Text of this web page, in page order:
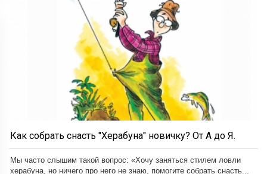
Как собрать снасть "Херабуна" новичку? От А до Я.
Мы часто слышим такой вопрос: «Хочу заняться стилем ловли
херабуна, но ничего про него не знаю, помогите собрать снасть...